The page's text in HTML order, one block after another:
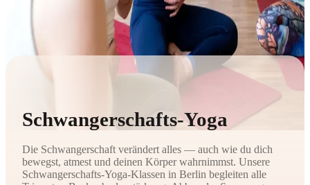
Schwangerschafts-Yoga
Die Schwangerschaft verändert alles — auch wie du dich
bewegst, atmest und deinen Körper wahrnimmst. Unsere
Schwangerschafts-Yoga-Klassen in Berlin begleiten alle